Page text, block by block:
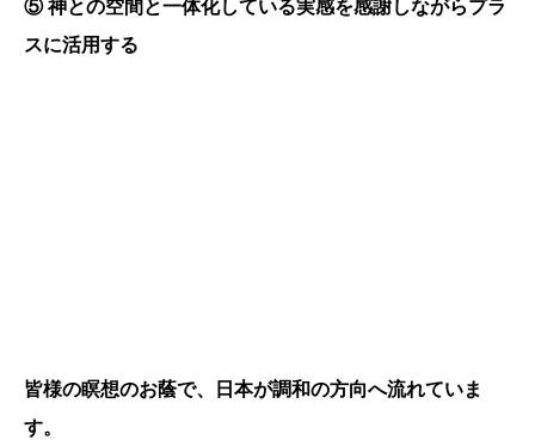
⑤神との空間と一体化している実感を感謝しながらプラ
スに活用する
皆様の瞑想のお蔭で、日本が調和の方向へ流れていま
す。